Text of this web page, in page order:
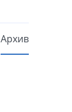
Архив